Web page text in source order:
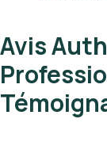
Avis